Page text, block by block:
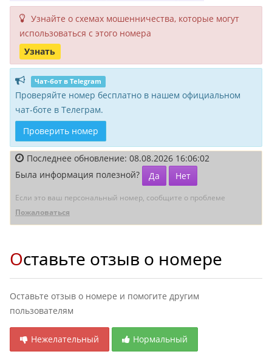
Узнайте о схемах мошенни­чества, кото­рые могут
исполь­зоваться с этого номера
Узнать
Чат-бот в Telegram
Проверяйте номер бесплатно в нашем официальном
чат-боте в Телеграм.
Проверить номер
Последнее обновление: 08.08.2026 16:06:02
Была информация полезной?
Да Нет
Если это ваш персональный номер, сообщите о проблеме
Пожаловаться
Оставьте отзыв о номере
Оставьте отзыв о номере и помогите другим
пользователям
Нежелательный Нормальный